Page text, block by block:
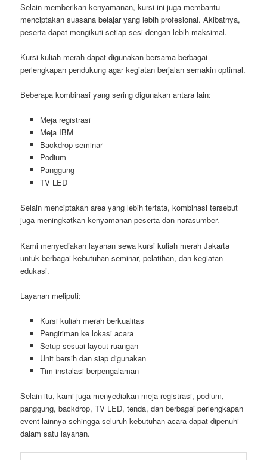
Selain memberikan kenyamanan, kursi ini juga membantu
menciptakan suasana belajar yang lebih profesional. Akibatnya,
peserta dapat mengikuti setiap sesi dengan lebih maksimal.
Kursi kuliah merah dapat digunakan bersama berbagai
perlengkapan pendukung agar kegiatan berjalan semakin optimal.
Beberapa kombinasi yang sering digunakan antara lain:
Meja registrasi
Meja IBM
Backdrop seminar
Podium
Panggung
TV LED
Selain menciptakan area yang lebih tertata, kombinasi tersebut
juga meningkatkan kenyamanan peserta dan narasumber.
Kami menyediakan layanan sewa kursi kuliah merah Jakarta
untuk berbagai kebutuhan seminar, pelatihan, dan kegiatan
edukasi.
Layanan meliputi:
Kursi kuliah merah berkualitas
Pengiriman ke lokasi acara
Setup sesuai layout ruangan
Unit bersih dan siap digunakan
Tim instalasi berpengalaman
Selain itu, kami juga menyediakan meja registrasi, podium,
panggung, backdrop, TV LED, tenda, dan berbagai perlengkapan
event lainnya sehingga seluruh kebutuhan acara dapat dipenuhi
dalam satu layanan.